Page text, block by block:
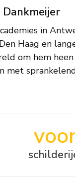
in
Haag en
om hem
met
of figuur
Na 1912